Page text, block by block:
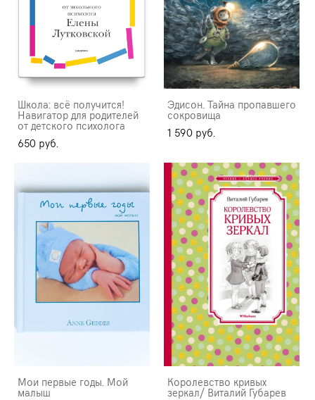
Школа: всё получится!
Навигатор для родителей
от детского психолога
650 pуб.
Эдисон. Тайна пропавшего
сокровища
1 590 pуб.
Мои первые годы. Мой
малыш
Королевство кривых
зеркал/ Виталий Губарев